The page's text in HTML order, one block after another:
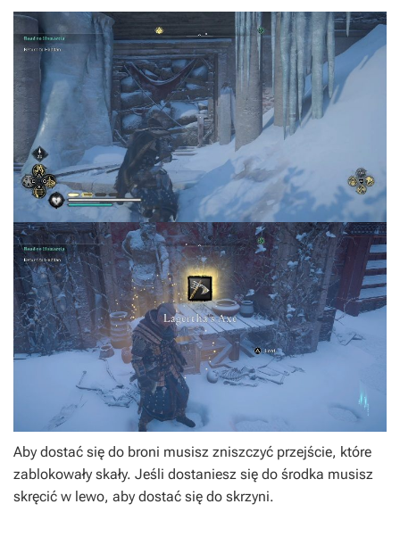
Aby dostać się do broni musisz zniszczyć przejście, które
zablokowały skały. Jeśli dostaniesz się do środka musisz
skręcić w lewo, aby dostać się do skrzyni.